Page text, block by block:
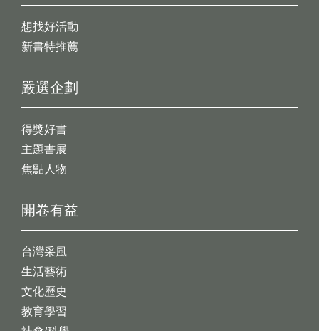
想找好活動
新書特推薦
開卷有益
台灣采風
生活藝術
文化歷史
教育學習
嚴選企劃
得獎好書
主題書展
焦點人物